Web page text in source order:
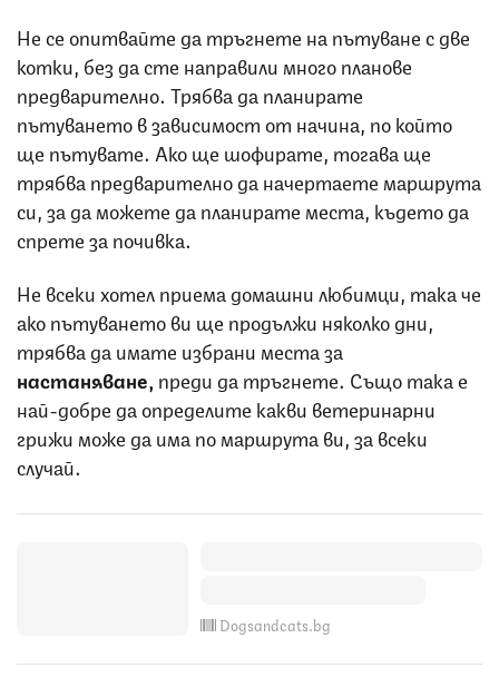
Не се опитвайте да тръгнете на пътуване с две
котки, без да сте направили много планове
предварително. Трябва да планирате
пътуването в зависимост от начина, по който
ще пътувате. Ако ще шофирате, тогава ще
трябва предварително да начертаете маршрута
си, за да можете да планирате места, където да
спрете за почивка.
Не всеки хотел приема домашни любимци, така че
ако пътуването ви ще продължи няколко дни,
трябва да имате избрани места за
настаняване, преди да тръгнете. Също така е
най-добре да определите какви ветеринарни
грижи може да има по маршрута ви, за всеки
случай.
Dogsandcats.bg